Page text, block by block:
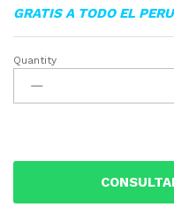
GRATIS A TODO EL PERU
TINTA
HP
CM992A
Quantity